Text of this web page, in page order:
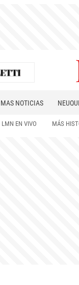
NOTICIAS
LMN EN VIVO MÁS